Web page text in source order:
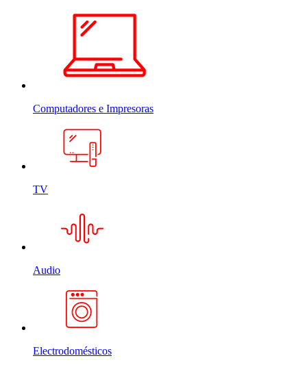
Computadores e Impresoras
TV
Audio
Electrodomésticos